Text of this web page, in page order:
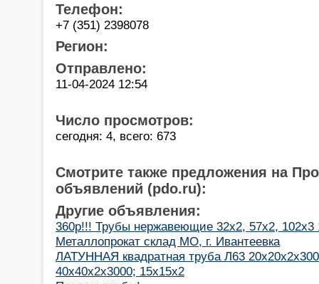
Телефон:
+7 (351) 2398078
Регион:
Отправлено:
11-04-2024 12:54
Число просмотров:
сегодня: 4, всего: 673
Смотрите также предложения на
объявлений (pdo.ru):
Другие объявления:
360р!!! Трубы нержавеющие 32х2, 57х2, 102х3
Металлопрокат склад МО, г. Ивантеевка
ЛАТУННАЯ квадратная труба Л63
40х40х2х3000; 15х15х2